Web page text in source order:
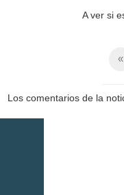
A ver si
«
Los comentarios de la